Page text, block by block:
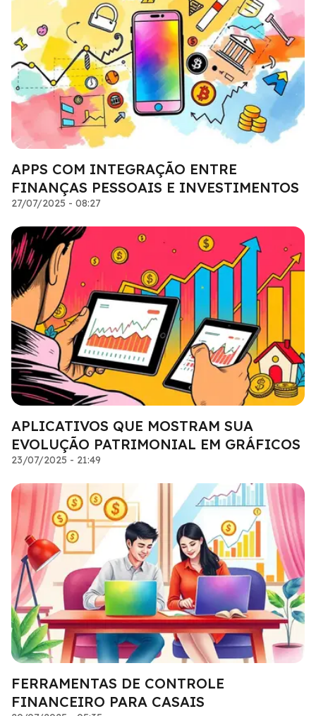
APPS COM INTEGRAÇÃO ENTRE
FINANÇAS PESSOAIS E INVESTIMENTOS
27/07/2025 - 08:27
APLICATIVOS QUE MOSTRAM SUA
EVOLUÇÃO PATRIMONIAL EM GRÁFICOS
23/07/2025 - 21:49
FERRAMENTAS DE CONTROLE
FINANCEIRO PARA CASAIS